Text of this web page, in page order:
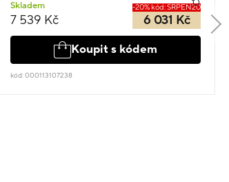
Skladem
7 539 Kč
-20% kód: SRPEN20
6 031 Kč
Koupit s kódem
kód: 000113107238